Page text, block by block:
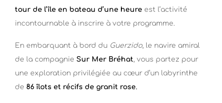
tour de l’île en bateau d’une heure est l’activité
incontournable à inscrire à votre programme.
En embarquant à bord du Guerzido, le navire amiral
de la compagnie Sur Mer Bréhat, vous partez pour
une exploration privilégiée au cœur d’un labyrinthe
de 86 îlots et récifs de granit rose.